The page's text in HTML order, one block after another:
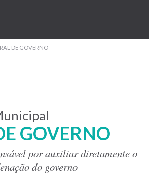
recolher
DE GOVERNO
GOVERNO
por auxiliar diretamente o
do governo